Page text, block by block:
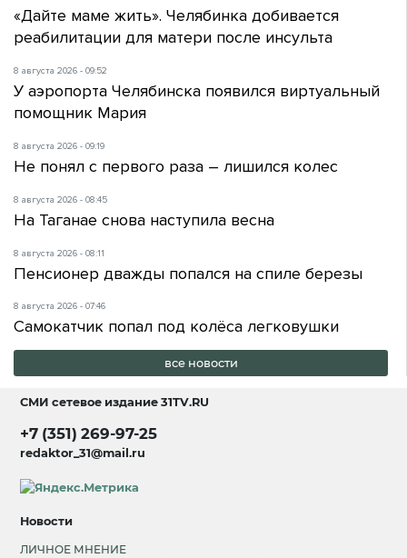
«Дайте маме жить». Челябинка добивается
реабилитации для матери после инсульта
8 августа 2026 - 09:52
У аэропорта Челябинска появился виртуальный
помощник Мария
8 августа 2026 - 09:19
Не понял с первого раза – лишился колес
8 августа 2026 - 08:45
На Таганае снова наступила весна
8 августа 2026 - 08:11
Пенсионер дважды попался на спиле березы
8 августа 2026 - 07:46
Самокатчик попал под колёса легковушки
все новости
СМИ сетевое издание31TV.RU
+7 (351) 269-97-25
redaktor_31@mail.ru
Новости
ЛИЧНОЕ МНЕНИЕ